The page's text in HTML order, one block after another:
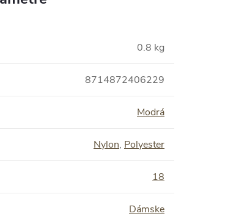
0.8 kg
8714872406229
Modrá
Nylon, Polyester
18
Dámske